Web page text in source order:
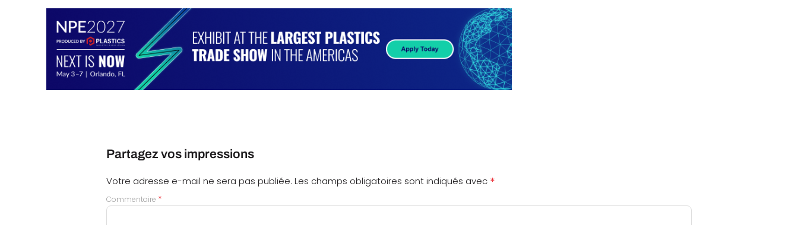
Partagez vos impressions
Votre adresse e-mail ne sera pas publiée. Les champs obligatoires sont indiqués avec *
Commentaire *